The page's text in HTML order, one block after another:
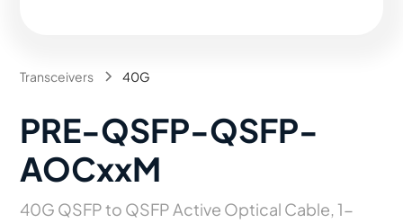
Transceivers 40G
PRE-QSFP-QSFP-
AOCxxM
40G QSFP to QSFP Active Optical Cable, 1-